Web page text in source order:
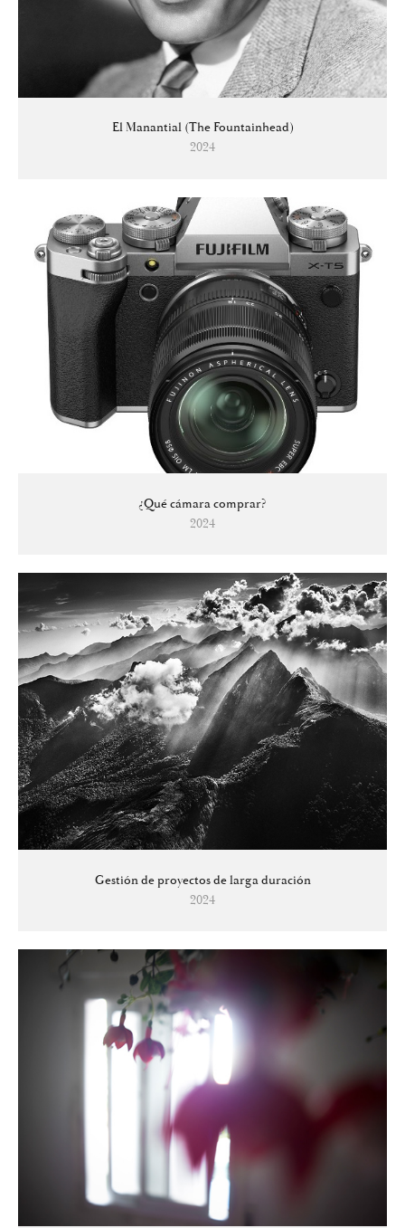
El Manantial (The Fountainhead)
2024
¿Qué cámara comprar?
2024
Gestión de proyectos de larga duración
2024